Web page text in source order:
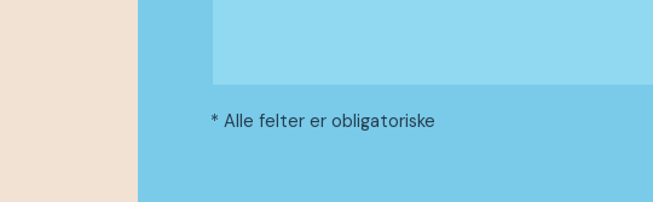
* Alle felter er obligatoriske